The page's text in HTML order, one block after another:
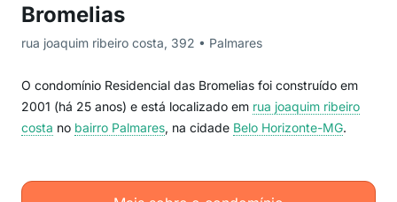
Bromelias
rua joaquim ribeiro costa, 392 • Palmares
O condomínio Residencial das Bromelias foi construído em
2001 (há 25 anos) e está localizado em rua joaquim ribeiro
costa no bairro Palmares, na cidade Belo Horizonte-MG.